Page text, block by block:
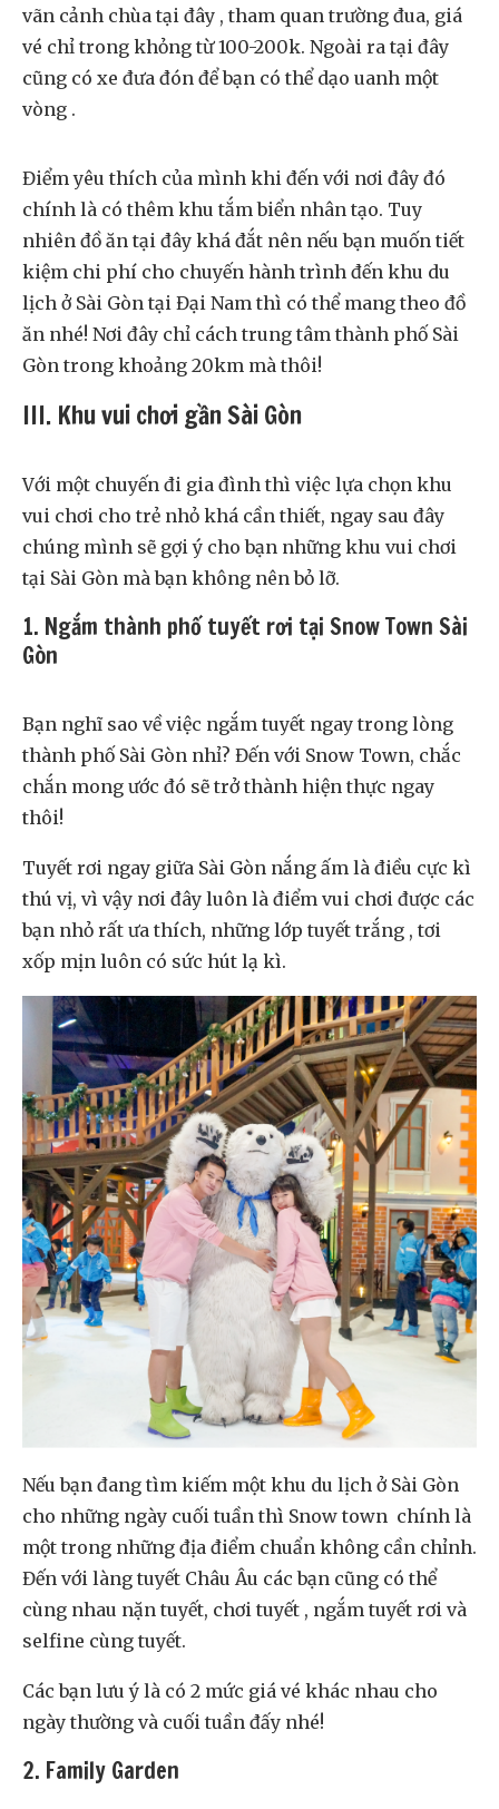
vãn cảnh chùa tại đây , tham quan trường đua, giá
vé chỉ trong khỏng từ 100-200k. Ngoài ra tại đây
cũng có xe đưa đón để bạn có thể dạo uanh một
vòng .
Điểm yêu thích của mình khi đến với nơi đây đó
chính là có thêm khu tắm biển nhân tạo. Tuy
nhiên đồ ăn tại đây khá đắt nên nếu bạn muốn tiết
kiệm chi phí cho chuyến hành trình đến khu du
lịch ở Sài Gòn tại Đại Nam thì có thể mang theo đồ
ăn nhé! Nơi đây chỉ cách trung tâm thành phố Sài
Gòn trong khoảng 20km mà thôi!
III. Khu vui chơi gần Sài Gòn
Với một chuyến đi gia đình thì việc lựa chọn khu
vui chơi cho trẻ nhỏ khá cần thiết, ngay sau đây
chúng mình sẽ gợi ý cho bạn những khu vui chơi
tại Sài Gòn mà bạn không nên bỏ lỡ.
1. Ngắm thành phố tuyết rơi tại Snow Town Sài
Gòn
Bạn nghĩ sao về việc ngắm tuyết ngay trong lòng
thành phố Sài Gòn nhỉ? Đến với Snow Town, chắc
chắn mong ước đó sẽ trở thành hiện thực ngay
thôi!
Tuyết rơi ngay giữa Sài Gòn nắng ấm là điều cực kì
thú vị, vì vậy nơi đây luôn là điểm vui chơi được các
bạn nhỏ rất ưa thích, những lớp tuyết trắng , tơi
xốp mịn luôn có sức hút lạ kì.
Nếu bạn đang tìm kiếm một khu du lịch ở Sài Gòn
cho những ngày cuối tuần thì Snow town chính là
một trong những địa điểm chuẩn không cần chỉnh.
Đến với làng tuyết Châu Âu các bạn cũng có thể
cùng nhau nặn tuyết, chơi tuyết , ngắm tuyết rơi và
selfine cùng tuyết.
Các bạn lưu ý là có 2 mức giá vé khác nhau cho
ngày thường và cuối tuần đấy nhé!
2. Family Garden